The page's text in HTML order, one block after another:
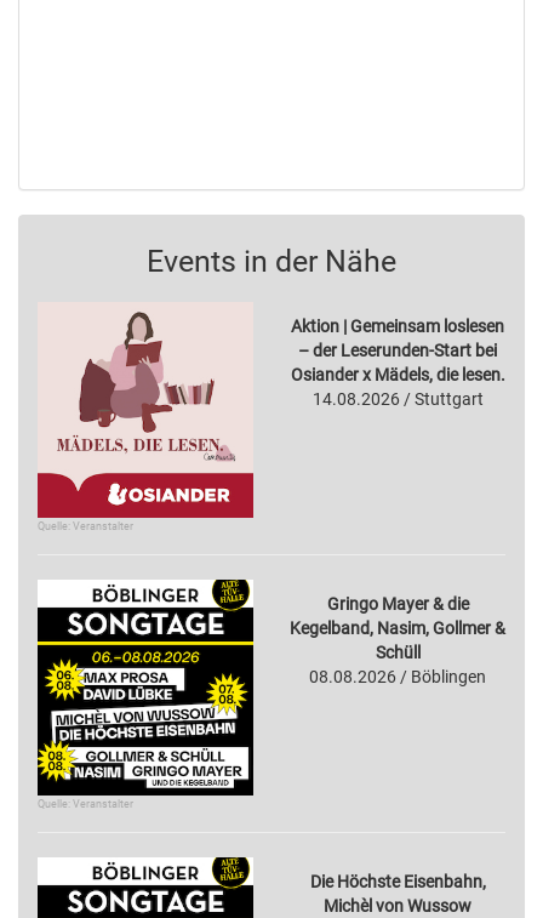
Events in der Nähe
Quelle: Veranstalter
Aktion | Gemeinsam loslesen
– der Leserunden-Start bei
Osiander x Mädels, die lesen.
14.08.2026 / Stuttgart
Quelle: Veranstalter
Gringo Mayer & die
Kegelband, Nasim, Gollmer &
Schüll
08.08.2026 / Böblingen
Die Höchste Eisenbahn,
Michèl von Wussow